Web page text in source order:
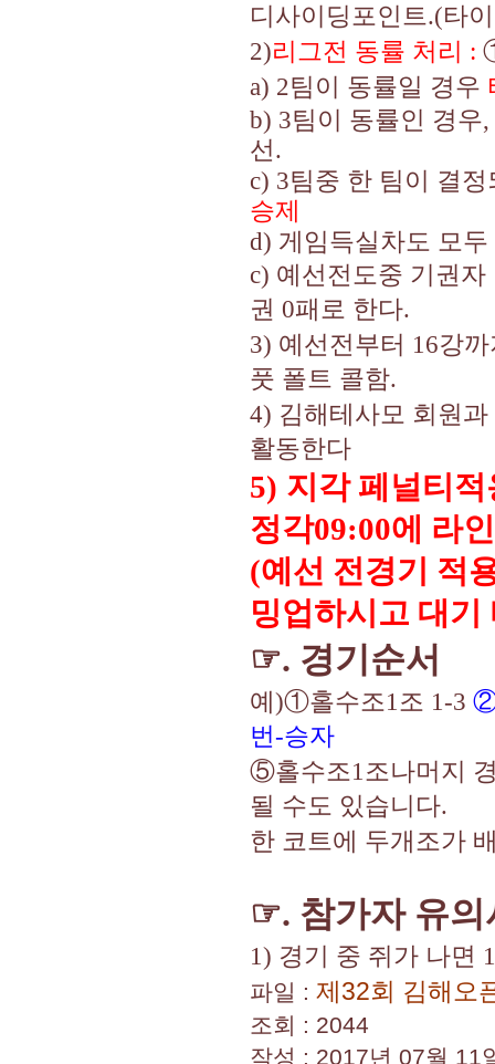
디사이딩포인트.(타
2)리그전 동률 처리 :
a) 2팀이 동률일 경우
b) 3팀이 동률인 경우,
선.
c) 3팀중 한 팀이 결
승제
d) 게임득실차도 모
c) 예선전도중 기권
권 0패로 한다.
3) 예선전부터 16강
풋 폴트 콜함.
4) 김해테사모 회원
활동한다
5) 지각 페널티적
정각09:00에 라
(예선 전경기 적
밍업하시고 대기
☞. 경기순서
예)①홀수조1 조 1-3
번-승자
⑤홀수조1 조나머지
될 수도 있습니다.
한 코트에 두개조가
☞. 참가자 유
1) 경기 중 쥐가 나면 1
파일 : 제32회 김해오
조회 : 2044
작성 : 2017년 07월 11